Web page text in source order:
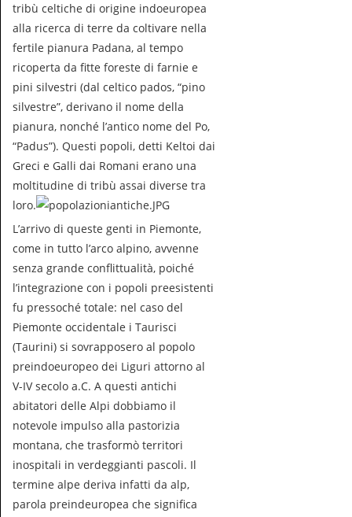
tribù celtiche di origine indoeuropea
alla ricerca di terre da coltivare nella
fertile pianura Padana, al tempo
ricoperta da fitte foreste di farnie e
pini silvestri (dal celtico pados, “pino
silvestre”, derivano il nome della
pianura, nonché l’antico nome del Po,
“Padus”). Questi popoli, detti Keltoi dai
Greci e Galli dai Romani erano una
moltitudine di tribù assai diverse tra
loro.
L’arrivo di queste genti in Piemonte,
come in tutto l’arco alpino, avvenne
senza grande conflittualità, poiché
l’integrazione con i popoli preesistenti
fu pressoché totale: nel caso del
Piemonte occidentale i Taurisci
(Taurini) si sovrapposero al popolo
preindoeuropeo dei Liguri attorno al
V-IV secolo a.C. A questi antichi
abitatori delle Alpi dobbiamo il
notevole impulso alla pastorizia
montana, che trasformò territori
inospitali in verdeggianti pascoli. Il
termine alpe deriva infatti da alp,
parola preindeuropea che significa